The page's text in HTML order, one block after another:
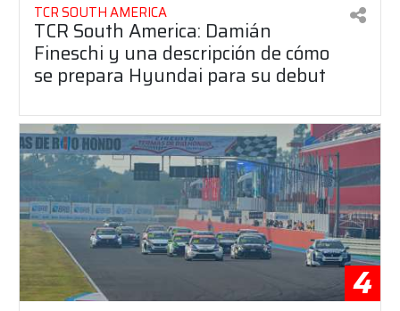
TCR SOUTH AMERICA
TCR South America: Damián
Fineschi y una descripción de cómo
se prepara Hyundai para su debut
4